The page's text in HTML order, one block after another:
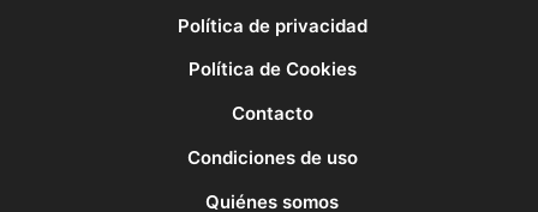
Política de privacidad
Política de Cookies
Contacto
Condiciones de uso
Quiénes somos